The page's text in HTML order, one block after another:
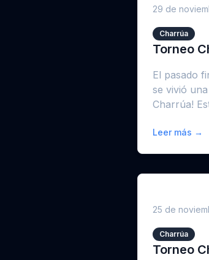
29 de
Charrúa
Torneo
El pasado
se vivió
Charrúa!
Leer más →
25 de
Charrúa
Torneo